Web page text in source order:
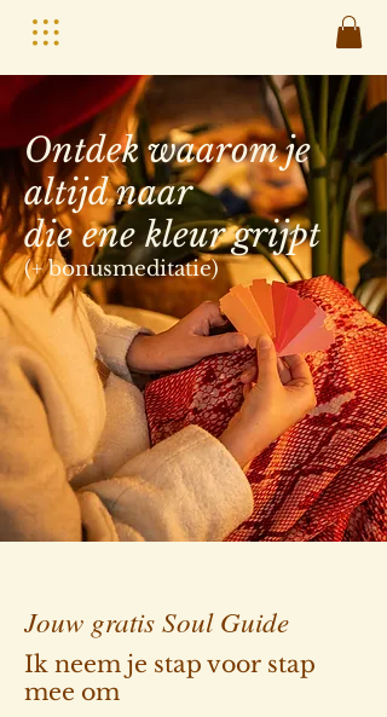
Ontdek waarom je
altijd naar
die ene kleur grijpt
(+ bonusmeditatie)
Jouw gratis Soul Guide
Ik neem je stap voor stap
mee om